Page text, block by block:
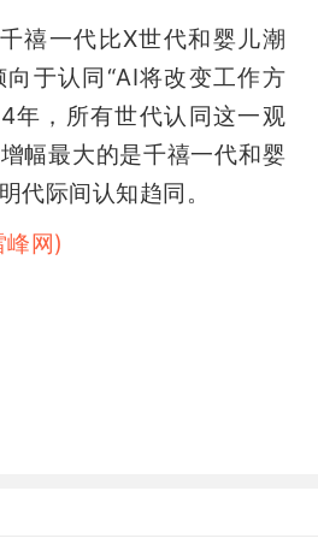
禧一代比X世代和婴儿潮
于认同“AI将改变工作方
年，所有世代认同这一观
幅最大的是千禧一代和婴
代际间认知趋同。
峰网)